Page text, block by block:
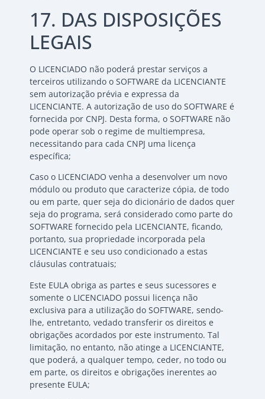
17. DAS DISPOSIÇÕES
LEGAIS
O LICENCIADO não poderá prestar serviços a
terceiros utilizando o SOFTWARE da LICENCIANTE
sem autorização prévia e expressa da
LICENCIANTE. A autorização de uso do SOFTWARE é
fornecida por CNPJ. Desta forma, o SOFTWARE não
pode operar sob o regime de multiempresa,
necessitando para cada CNPJ uma licença
específica;
Caso o LICENCIADO venha a desenvolver um novo
módulo ou produto que caracterize cópia, de todo
ou em parte, quer seja do dicionário de dados quer
seja do programa, será considerado como parte do
SOFTWARE fornecido pela LICENCIANTE, ficando,
portanto, sua propriedade incorporada pela
LICENCIANTE e seu uso condicionado a estas
cláusulas contratuais;
Este EULA obriga as partes e seus sucessores e
somente o LICENCIADO possui licença não
exclusiva para a utilização do SOFTWARE, sendo-
lhe, entretanto, vedado transferir os direitos e
obrigações acordados por este instrumento. Tal
limitação, no entanto, não atinge a LICENCIANTE,
que poderá, a qualquer tempo, ceder, no todo ou
em parte, os direitos e obrigações inerentes ao
presente EULA;